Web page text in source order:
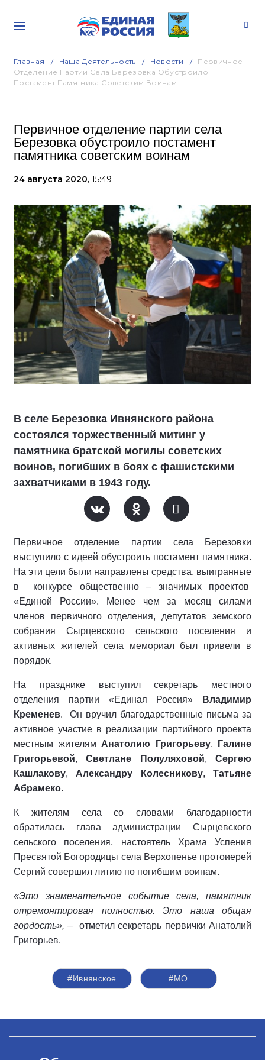
Главная Наша Деятельность Новости
Первичное
Отделение Партии Села Березовка Обустроило
Постамент Памятника Советским Воинам
Первичное отделение партии села
Березовка обустроило постамент
памятника советским воинам
24 августа 2020, 15:49
В селе Березовка Ивнянского района
состоялся торжественный митинг у
памятника братской могилы советских
воинов, погибших в боях с фашистскими
захватчиками в 1943 году.
Первичное отделение партии села Березовки
выступило с идеей обустроить постамент памятника.
На эти цели были направлены средства, выигранные
в конкурсе общественно – значимых проектов
«Единой России». Менее чем за месяц силами
членов первичного отделения, депутатов земского
собрания Сырцевского сельского поселения и
активных жителей села мемориал был привели в
порядок.
На празднике выступил секретарь местного
отделения партии «Единая Россия»
Владимир
Кременев. Он вручил благодарственные письма за
активное участие в реализации партийного проекта
местным жителям Анатолию Григорьеву,
Галине
Григорьевой,Светлане Полуляховой,Сергею
Кашлакову, Александру Колесникову,Татьяне
Абрамеко.
К жителям села со словами благодарности
обратилась глава администрации Сырцевского
сельского поселения, настоятель Храма Успения
Пресвятой Богородицы села Верхопенье протоиерей
Сергий совершил литию по погибшим воинам.
«Это знаменательное событие села, памятник
отремонтирован полностью. Это наша общая
гордость», – отметил секретарь первички Анатолий
Григорьев.
#Ивнянское #МО